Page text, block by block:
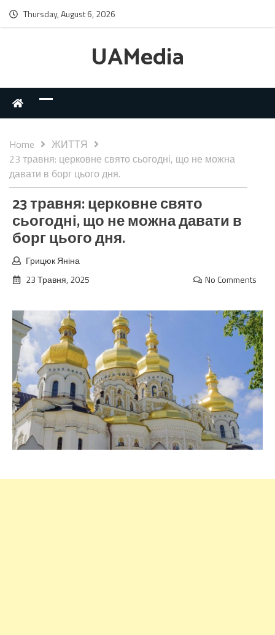
Thursday, August 6, 2026
UAMedia
Home
ЖИТТЯ
23 травня: церковне свято сьогодні, що не можна
давати в борг цього дня.
23 травня: церковне свято
сьогодні, що не можна давати в
борг цього дня.
Грицюк Яніна
23 Травня, 2025
No Comments